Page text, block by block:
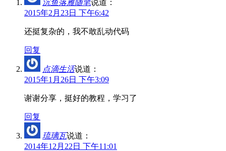
沉鱼落雁随笔说道：
2015年2月23日 下午6:42
还挺复杂的，我不敢乱动代码
回复
点滴生活说道：
2015年1月26日 下午3:09
谢谢分享，挺好的教程，学习了
回复
琉璃瓦说道：
2014年12月22日 下午11:01